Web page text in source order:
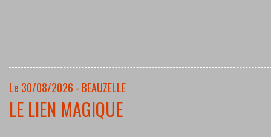
Le 30/08/2026 - BEAUZELLE
LE LIEN MAGIQUE